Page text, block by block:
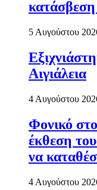
5 Αυγούστου
Αιγιάλεια
4 Αυγούστου
Φονικό
έκθεση
να
4 Αυγούστου